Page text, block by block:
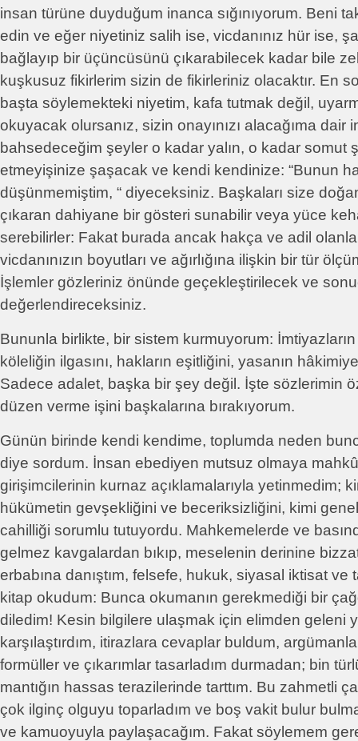
insan türüne duyduğum inanca sığınıyorum. Beni
edin ve eğer niyetiniz salih ise, vicdanınız hür ise,
bağlayıp bir üçüncüsünü çıkarabilecek kadar bile
kuşkusuz fikirlerim sizin de fikirleriniz olacaktır. En
başta söylemekteki niyetim, kafa tutmak değil,
okuyacak olursanız, sizin onayınızı alacağıma dair
bahsedeceğim şeyler o kadar yalın, o kadar somut
etmeyişinize şaşacak ve kendi kendinize: “Bunun
düşünmemiştim, “ diyeceksiniz. Başkaları size
çıkaran dahiyane bir gösteri sunabilir veya yüce
serebilirler: Fakat burada ancak hakça ve adil
vicdanınızın boyutları ve ağırlığına ilişkin bir tür
İşlemler gözleriniz önünde geçekleştirilecek ve
değerlendireceksiniz.
Bununla birlikte, bir sistem kurmuyorum: İmtiyazların
köleliğin ilgasını, hakların eşitliğini, yasanın
Sadece adalet, başka bir şey değil. İşte sözlerimin
düzen verme işini başkalarına bırakıyorum.
Günün birinde kendi kendime, toplumda neden
diye sordum. İnsan ebediyen mutsuz olmaya
girişimcilerinin kurnaz açıklamalarıyla yetinmedim;
hükümetin gevşekliğini ve beceriksizliğini, kimi
cahilliği sorumlu tutuyordu. Mahkemelerde ve
gelmez kavgalardan bıkıp, meselenin derinine
erbabına danıştım, felsefe, hukuk, siyasal iktisat ve
kitap okudum: Bunca okumanın gerekmediği bir
diledim! Kesin bilgilere ulaşmak için elimden geleni
karşılaştırdım, itirazlara cevaplar buldum,
formüller ve çıkarımlar tasarladım durmadan; bin
mantığın hassas terazilerinde tarttım. Bu zahmetli
çok ilginç olguyu toparladım ve boş vakit bulur
ve kamuoyuyla paylaşacağım. Fakat söylemem